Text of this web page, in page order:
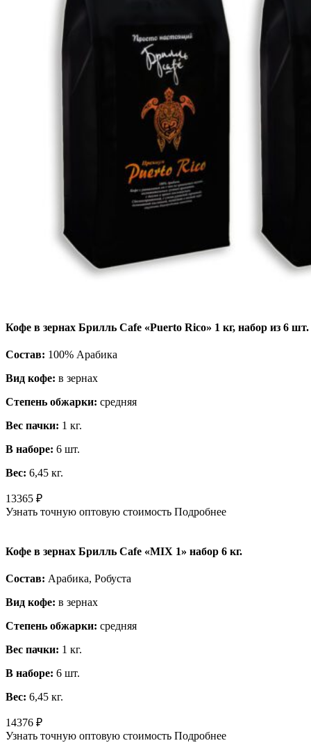
Кофе в зернах Брилль Cafe «Puerto Rico» 1 кг, набор из 6 шт.
Состав: 100% Арабика
Вид кофе: в зернах
Степень обжарки: средняя
Вес пачки: 1 кг.
В наборе: 6 шт.
Вес: 6,45 кг.
13365 ₽
Узнать точную оптовую стоимость Подробнее
Кофе в зернах Брилль Cafe «MIX 1» набор 6 кг.
Состав: Арабика, Робуста
Вид кофе: в зернах
Степень обжарки: средняя
Вес пачки: 1 кг.
В наборе: 6 шт.
Вес: 6,45 кг.
14376 ₽
Узнать точную оптовую стоимость Подробнее